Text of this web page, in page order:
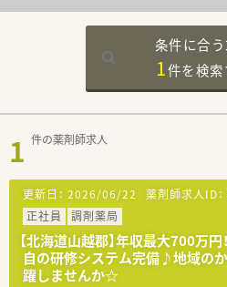
条件に合
1件を検索
1 件の薬剤師求人
更新日： 2026/06/22 薬剤師求人ID：
正社員
調剤薬局
【北海道山越郡】年収最大700万
自の研修システム完備♪地域の
躍しませんか☆